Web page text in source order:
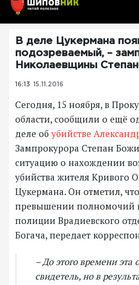
В деле Цукермана
подозреваемый, –
Николаевщины
16:13 15.11.2016
Сегодня, 15 ноября, в
области, сообщили о ещё
деле об убийстве
Зампрокурора Степан
ситуацию о нахождении
убийства жителя Кривого
Цукермана. Он отметил,
превышении полномочий
полиции Врадиевского
Богача, передает
– До этого времени эта
свидетель, но в